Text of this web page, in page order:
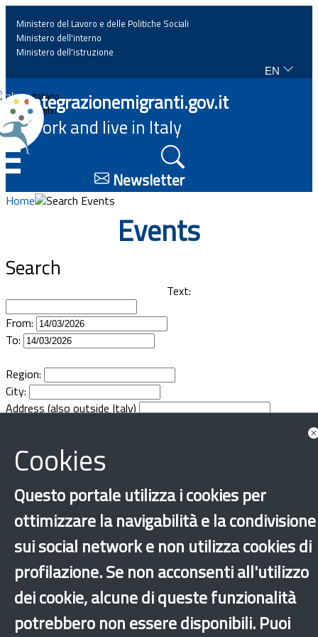
Home
News
Highlights
Regulations and law
Projects
Documents
Ministero del Lavoro e delle Politiche Sociali
Ministero dell'interno
Ministero dell'istruzione
EN
Italiano
English
Integrazionemigranti.gov.it
Work and live in Italy
Newsletter
Home Search Events
Events
Search
Text:
From:
To:
Region:
City:
Address (also outside Italy)
Cookies
Questo portale utilizza i cookies per
ottimizzare la navigabilità e la condivisione
sui social network e non utilizza cookies di
profilazione. Se non acconsenti all'utilizzo
dei cookie, alcune di queste funzionalità
potrebbero non essere disponibili. Puoi